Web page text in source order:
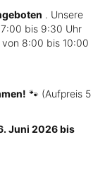
. Unsere
bis 9:30 Uhr
von 8:00 bis 10:00
🐾 (Aufpreis 5
Juni 2026 bis